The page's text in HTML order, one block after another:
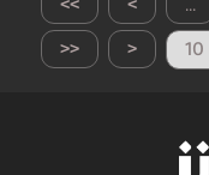
>> > ...
10
<
<<